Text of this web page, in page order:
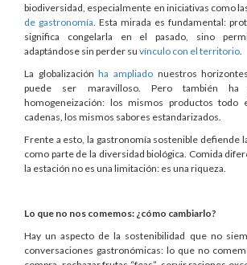
biodiversidad, especialmente en iniciativas como
de gastronomía . Esta mirada es fundamental:
significa congelarla en el pasado, sino
adaptándose sin perder su vínculo con el territorio
La globalizaciónha ampliadonuestros
puede ser maravilloso. Pero también ha
homogeneización: los mismos productos todo
cadenas, los mismos sabores estandarizados.
Frente a esto, la gastronomía sostenible defiende
como parte de la diversidad biológica. Comida
la estación no es una limitación: es una riqueza.
Lo que no nos comemos: ¿cómo cambiarlo?
Hay un aspecto de la sostenibilidad que no
conversaciones gastronómicas: lo que no